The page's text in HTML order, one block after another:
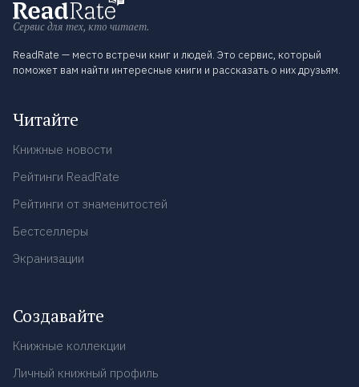
Сервис для тех, кто читает.
ReadRate — место встречи книг и людей. Это сервис, который
поможет вам найти интересные книги и рассказать о них друзьям.
Читайте
Книжные новости
Рейтинги ReadRate
Рейтинги от знаменитостей
Бестселлеры
Экранизации
Создавайте
Книжные коллекции
Личный книжный профиль